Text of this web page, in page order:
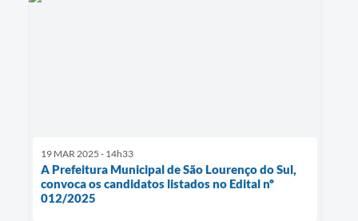
19 MAR 2025 - 14h33
A Prefeitura Municipal de São Lourenço do Sul,
convoca os candidatos listados no Edital nº
012/2025